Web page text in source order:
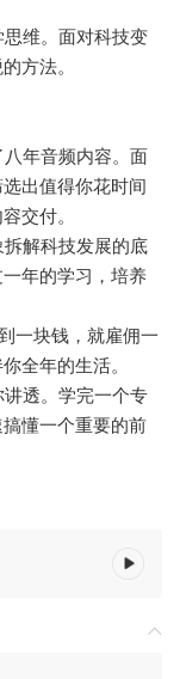
维。面对科技变
方法。
年音频内容。面
出值得你花时间
交付。
解科技发展的底
年的学习，培养
一块钱，就雇佣一
全年的生活。
透。学完一个专
懂一个重要的前